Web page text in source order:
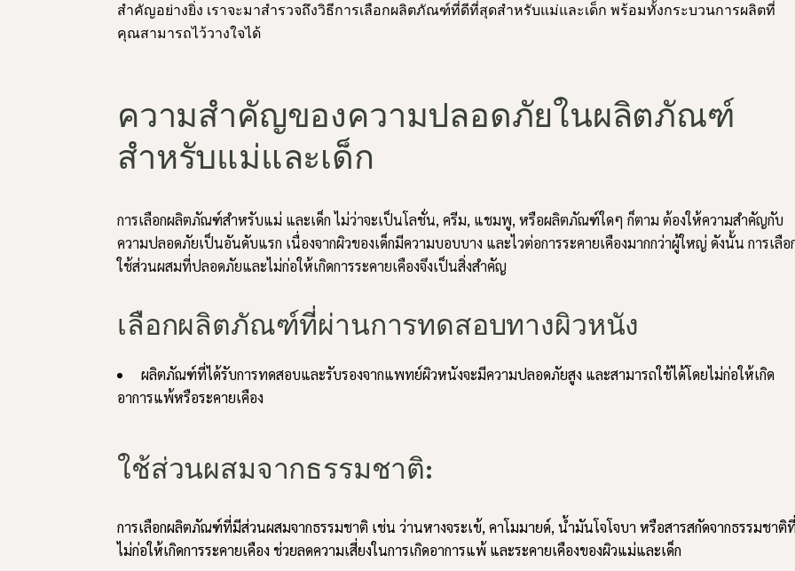
สำคัญอย่างยิ่ง เราจะมาสำรวจถึงวิธีการเลือกผลิตภัณฑ์ที่ดีที่สุดสำหรับแม่และเด็ก พร้อมทั้งกระบวนการผลิตที่
คุณสามารถไว้วางใจได้
ความสำคัญของความปลอดภัยในผลิตภัณฑ์
สำหรับแม่และเด็ก
การเลือกผลิตภัณฑ์สำหรับแม่ และเด็ก ไม่ว่าจะเป็นโลชั่น, ครีม, แชมพู, หรือผลิตภัณฑ์ใดๆ ก็ตาม ต้องให้ความสำคัญกับ
ความปลอดภัยเป็นอันดับแรก เนื่องจากผิวของเด็กมีความบอบบาง และไวต่อการระคายเคืองมากกว่าผู้ใหญ่ ดังนั้น การเลือ
ใช้ส่วนผสมที่ปลอดภัยและไม่ก่อให้เกิดการระคายเคืองจึงเป็นสิ่งสำคัญ
เลือกผลิตภัณฑ์ที่ผ่านการทดสอบทางผิวหนัง
ผลิตภัณฑ์ที่ได้รับการทดสอบและรับรองจากแพทย์ผิวหนังจะมีความปลอดภัยสูง และสามารถใช้ได้โดยไม่ก่อให้เกิด
อาการแพ้หรือระคายเคือง
ใช้ส่วนผสมจากธรรมชาติ:
การเลือกผลิตภัณฑ์ที่มีส่วนผสมจากธรรมชาติ เช่น ว่านหางจระเข้, คาโมมายด์, น้ำมันโจโจบา หรือสารสกัดจากธรรมชาติ
ไม่ก่อให้เกิดการระคายเคือง ช่วยลดความเสี่ยงในการเกิดอาการแพ้ และระคายเคืองของผิวแม่และเด็ก